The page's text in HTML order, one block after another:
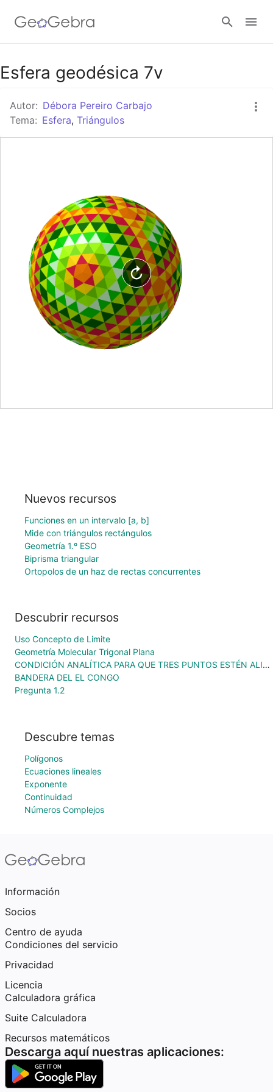
Google Classroom
GeoGebra Classroom
Esfera geodésica 7v
Autor: Débora Pereiro Carbajo
Tema: Esfera, Triángulos
Nuevos recursos
Funciones en un intervalo [a, b]
Mide con triángulos rectángulos
Geometría 1.º ESO
Biprisma triangular
Ortopolos de un haz de rectas concurrentes
Descubrir recursos
Uso Concepto de Limite
Geometría Molecular Trigonal Plana
CONDICIÓN ANALÍTICA PARA QUE TRES PUNTOS ESTÉN ALINEADOS
BANDERA DEL EL CONGO
Pregunta 1.2
Descubre temas
Polígonos
Ecuaciones lineales
Exponente
Continuidad
Números Complejos
Información
Socios
Centro de ayuda
Condiciones del servicio
Privacidad
Licencia
Calculadora gráfica
Suite Calculadora
Recursos matemáticos
Descarga aquí nuestras aplicaciones: